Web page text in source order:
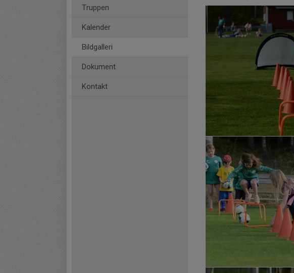
Truppen
Kalender
Bildgalleri
Dokument
Kontakt